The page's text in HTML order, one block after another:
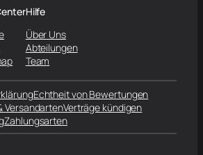
Hilfe
Über Uns
Abteilungen
Team
Echtheit von Bewertungen
VersandartenVerträge kündigen
Zahlungsarten